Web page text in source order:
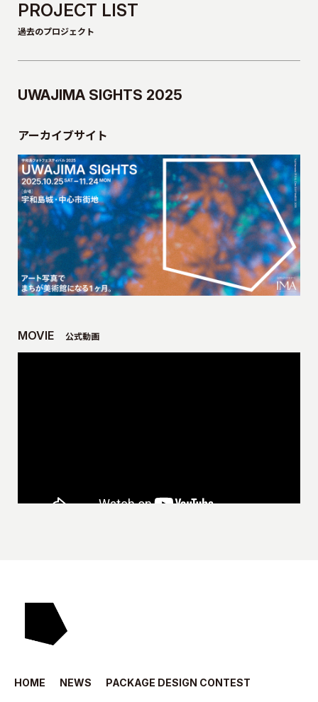
PROJECT LIST
過去のプロジェクト
UWAJIMA SIGHTS 2025
アーカイブサイト
MOVIE 公式動画
HOME NEWS PACKAGE DESIGN CONTEST